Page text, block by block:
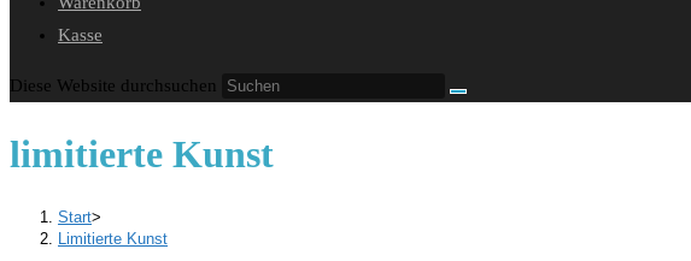
Kasse
Diese Website durchsuchen
limitierte Kunst
Start>
Limitierte Kunst